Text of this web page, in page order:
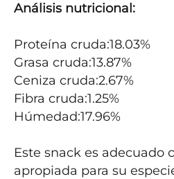
Análisis nutricional:
Proteína cruda:18.03%
Grasa cruda:13.87%
Ceniza cruda:2.67%
Fibra cruda:1.25%
Húmedad:17.96%
Este snack es adecuado
apropiada para su